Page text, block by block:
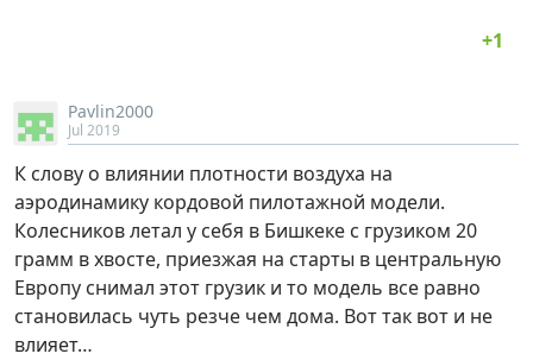
Pavlin2000
Jul 2019
К слову о влиянии плотности воздуха на
аэродинамику кордовой пилотажной модели.
Колесников летал у себя в Бишкеке с грузиком 20
грамм в хвосте, приезжая на старты в центральную
Европу снимал этот грузик и то модель все равно
становилась чуть резче чем дома. Вот так вот и не
влияет…